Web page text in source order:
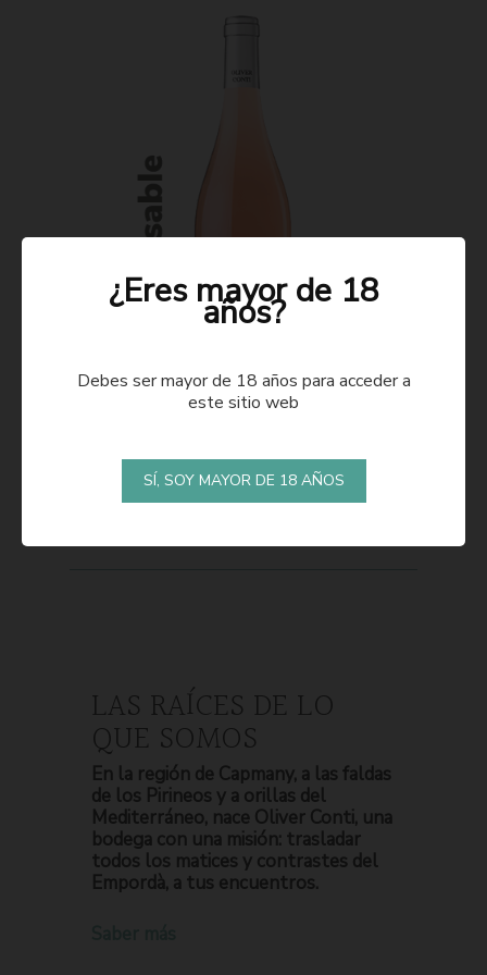
LAS RAÍCES DE LO
QUE SOMOS
En la región de Capmany, a las faldas
de los Pirineos y a orillas del
Mediterráneo, nace Oliver Conti, una
bodega con una misión: trasladar
todos los matices y contrastes del
Empordà, a tus encuentros.
¿Eres mayor de 18
años?
Debes ser mayor de 18 años para acceder a
este sitio web
SÍ, SOY MAYOR DE 18 AÑOS